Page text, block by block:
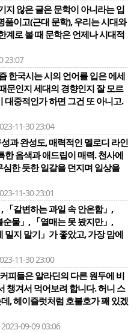
지 않은 글은 문학이 아니라는 입
품이고(근대 문학), 우리는 시대와
계로 볼 때 문학은 언제나 시대적
23:07
한국시는 시의 언어를 입은 에세
문인지 세대의 경향인지 잘 모르
대중적인가 하면 그건 또 아니고.
11-30 23:04
과 완성도, 매력적인 멜로디 라인
한 음색과 애드립이 매력. 천사에
한 듯한 일갈을 던지며 일상을
11-30 23:01
「갈변하는 과일 속 안온함」,
순물」, 「열매는 못 봤지만」,
밀지 말기」가 좋았고, 가장 맘에
11-30 23:00
피들은 알라딘의 다른 원두에 비
챙겨서 먹어보려 합니다. 허니 스
, 헤이즐럿처럼 호불호가 꽤 있겠
09-09 03:06